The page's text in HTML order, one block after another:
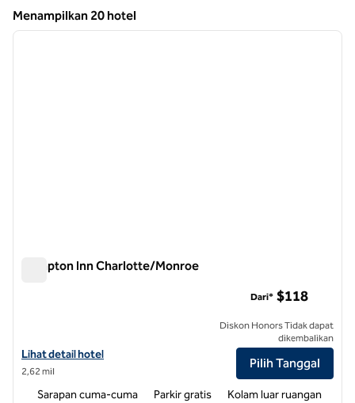
Menampilkan 20 hotel
Menampilkan 20 hotel
1 dari 12
Hampton Inn Charlotte/Monroe
Lihat detail hotel untuk Hampton Inn Charlotte/Monroe
Lihat detail hotel
2,62 mil
Dari* $118
Diskon Honors Tidak dapat
dikembalikan
Pilih Tanggal
Sarapan cuma-cuma Parkir gratis Kolam luar ruangan